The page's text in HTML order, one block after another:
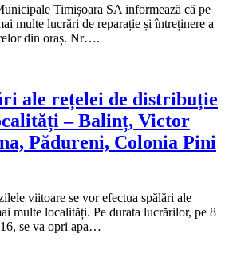
Timișoara SA informează că pe
multe lucrări de reparație și întreținere a
din oraș. Nr….
ale rețelei de distribuție
– Balinț, Victor
Pădureni, Colonia Pini
viitoare se vor efectua spălări ale
multe localități. Pe durata lucrărilor, pe 8
se va opri apa…